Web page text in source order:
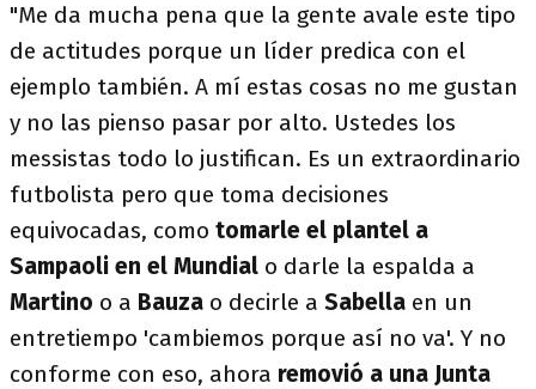
"Me da mucha pena que la gente avale este tipo
de actitudes porque un líder predica con el
ejemplo también. A mí estas cosas no me gustan
y no las pienso pasar por alto. Ustedes los
messistas todo lo justifican. Es un extraordinario
futbolista pero que toma decisiones
equivocadas, como tomarle el plantel a
Sampaoli en el Mundial o darle la espalda a
Martino o a Bauza o decirle a Sabella en un
entretiempo 'cambiemos porque así no va'. Y no
conforme con eso, ahora removió a una Junta